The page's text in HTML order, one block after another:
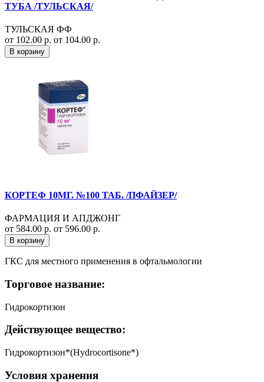
ТУБА /ТУЛЬСКАЯ/
ТУЛЬСКАЯ ФФ
от 102.00 р. от 104.00 р.
В корзину
КОРТЕФ 10МГ. №100 ТАБ. /ПФАЙЗЕР/
ФАРМАЦИЯ И АПДЖОНГ
от 584.00 р. от 596.00 р.
В корзину
ГКС для местного применения в офтальмологии
Торговое название:
Гидрокортизон
Действующее вещество:
Гидрокортизон*(Hydrocortisone*)
Условия хранения